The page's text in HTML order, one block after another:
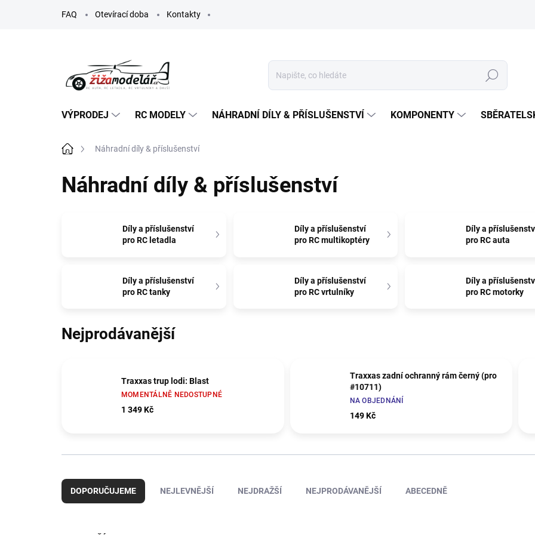
FAQ Otevírací doba Kontakty
Hledat
VÝPRODEJ RC MODELY NÁHRADNÍ DÍLY & PŘÍSLUŠENSTVÍ KOMPONENTY
Domů Náhradní díly & příslušenství
Náhradní díly & příslušenství
Díly a příslušenství
pro RC letadla
Díly a příslušenství
pro RC multikoptéry
Díly a
pro RC auta
Díly a příslušenství
pro RC tanky
Díly a příslušenství
pro RC vrtulníky
Díly a
pro RC motorky
Nejprodávanější
Traxxas trup lodi: Blast
MOMENTÁLNĚ NEDOSTUPNÉ
1 349 Kč
Traxxas zadní ochranný rám černý (pro
#10711)
NA OBJEDNÁNÍ
149 Kč
a
z
DOPORUČUJEME NEJLEVNĚJŠÍ NEJDRAŽŠÍ NEJPRODÁVANĚJŠÍ ABECEDNĚ